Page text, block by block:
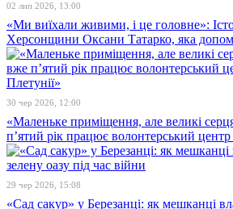
02 лип 2026, 13:00
«Ми виїхали живими, і це головне»:
Херсонщини Оксани Татарко, яка
30 чер 2026, 12:00
«Маленьке приміщення, але великі
п’ятий рік працює волонтерський центр
29 чер 2026, 15:08
«Сад сакур» у Березанці: як мешканці